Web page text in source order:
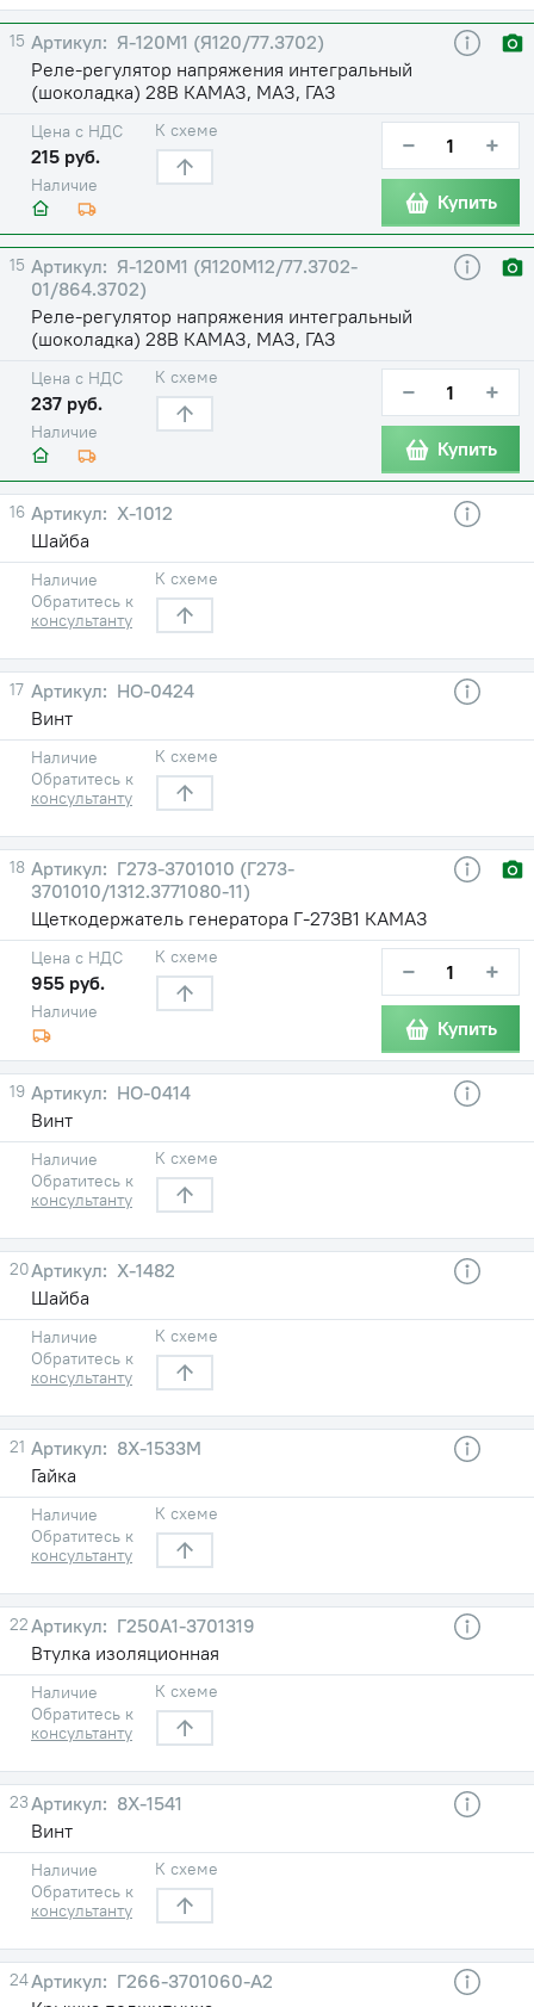
15
Я-120М1 (Я120/77.3702)
Реле-регулятор напряжения интегральный
(шоколадка) 28В КАМАЗ, МАЗ, ГАЗ
Наличие
Цена с НДС
215 руб.
К схеме − +
Купить
15
Я-120М1 (Я120М12/77.3702-
01/864.3702)
Реле-регулятор напряжения интегральный
(шоколадка) 28В КАМАЗ, МАЗ, ГАЗ
Наличие
Цена с НДС
237 руб.
К схеме − +
Купить
16
Х-1012
Шайба
Наличие
Обратитесь к
консультанту
К схеме
17
НО-0424
Винт
Наличие
Обратитесь к
консультанту
К схеме
18
Г273-3701010 (Г273-
3701010/1312.3771080-11)
Щеткодержатель генератора Г-273В1 КАМАЗ
Наличие
Цена с НДС
955 руб.
К схеме − +
Купить
19
НО-0414
Винт
Наличие
Обратитесь к
консультанту
К схеме
20
Х-1482
Шайба
Наличие
Обратитесь к
консультанту
К схеме
21
8Х-1533М
Гайка
Наличие
Обратитесь к
консультанту
К схеме
22
Г250А1-3701319
Втулка изоляционная
Наличие
Обратитесь к
консультанту
К схеме
23
8Х-1541
Винт
Наличие
Обратитесь к
консультанту
К схеме
24
Г266-3701060-А2